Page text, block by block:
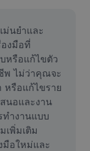
ม่นยำและ
องมือที่
หรือแก้ไขตัว
พ ไม่ว่าคุณจะ
หรือแก้ไขราย
นอและงาน
ทำงานแบบ
เพิ่มเติม
มือใหม่และ